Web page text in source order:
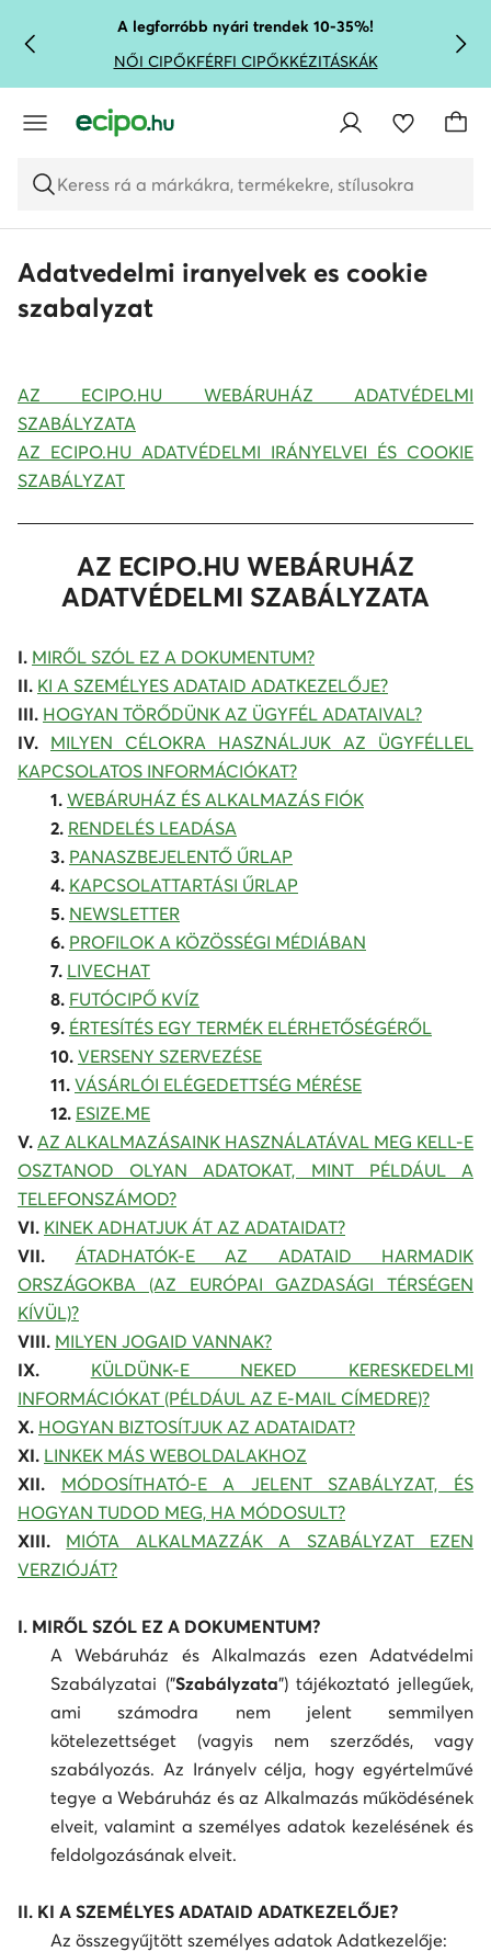
UGRÁS A FŐ TARTALOMRA
UGRÁS A KERESÉSHEZA legforróbb nyári trendek 10-35%!
NŐI CIPŐKFÉRFI CIPŐKKÉZITÁSKÁK
Keress rá a márkákra, termékekre, stílusokra
Adatvedelmi iranyelvek es cookie
szabalyzat
AZ ECIPO.HU WEBÁRUHÁZ ADATVÉDELMI
SZABÁLYZATA
AZ ECIPO.HU ADATVÉDELMI IRÁNYELVEI ÉS COOKIE
SZABÁLYZAT
AZ ECIPO.HU WEBÁRUHÁZ
ADATVÉDELMI SZABÁLYZATA
I. MIRŐL SZÓL EZ A DOKUMENTUM?
II. KI A SZEMÉLYES ADATAID ADATKEZELŐJE?
III. HOGYAN TÖRŐDÜNK AZ ÜGYFÉL ADATAIVAL?
IV. MILYEN CÉLOKRA HASZNÁLJUK AZ ÜGYFÉLLEL
KAPCSOLATOS INFORMÁCIÓKAT?
1. WEBÁRUHÁZ ÉS ALKALMAZÁS FIÓK
2. RENDELÉS LEADÁSA
3. PANASZBEJELENTŐ ŰRLAP
4. KAPCSOLATTARTÁSI ŰRLAP
5. NEWSLETTER
6. PROFILOK A KÖZÖSSÉGI MÉDIÁBAN
7. LIVECHAT
8. FUTÓCIPŐ KVÍZ
9. ÉRTESÍTÉS EGY TERMÉK ELÉRHETŐSÉGÉRŐL
10. VERSENY SZERVEZÉSE
11. VÁSÁRLÓI ELÉGEDETTSÉG MÉRÉSE
12. ESIZE.ME
V. AZ ALKALMAZÁSAINK HASZNÁLATÁVAL MEG KELL-E
OSZTANOD OLYAN ADATOKAT, MINT PÉLDÁUL A
TELEFONSZÁMOD?
VI. KINEK ADHATJUK ÁT AZ ADATAIDAT?
VII.
ÁTADHATÓK-E AZ ADATAID HARMADIK
ORSZÁGOKBA (AZ EURÓPAI GAZDASÁGI TÉRSÉGEN
KÍVÜL)?
VIII. MILYEN JOGAID VANNAK?
IX.
KÜLDÜNK-E NEKED KERESKEDELMI
INFORMÁCIÓKAT (PÉLDÁUL AZ E-MAIL CÍMEDRE)?
X. HOGYAN BIZTOSÍTJUK AZ ADATAIDAT?
XI. LINKEK MÁS WEBOLDALAKHOZ
XII.
MÓDOSÍTHATÓ-E A JELENT SZABÁLYZAT, ÉS
HOGYAN TUDOD MEG, HA MÓDOSULT?
XIII.
MIÓTA ALKALMAZZÁK A SZABÁLYZAT EZEN
VERZIÓJÁT?
I. MIRŐL SZÓL EZ A DOKUMENTUM?
A Webáruház és Alkalmazás ezen Adatvédelmi
Szabályzatai ("Szabályzata") tájékoztató jellegűek,
ami számodra nem jelent semmilyen
kötelezettséget (vagyis nem szerződés, vagy
szabályozás. Az Irányelv célja, hogy egyértelművé
tegye a Webáruház és az Alkalmazás működésének
elveit, valamint a személyes adatok kezelésének és
feldolgozásának elveit.
II. KI A SZEMÉLYES ADATAID ADATKEZELŐJE?
Az összegyűjtött személyes adatok Adatkezelője: